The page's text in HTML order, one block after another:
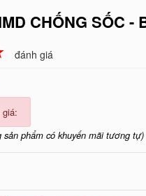
CHỐNG SỐC -
đánh giá
giá:
sản phẩm có khuyến mãi tương tự)